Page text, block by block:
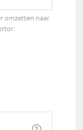
omzetten naar